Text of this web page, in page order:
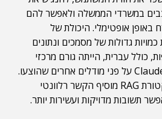
במשרדי הממשלה ולאפשר להם
באופן אופטימלי. היכולת של
גדולות של מסמכים ונתונים
כולל עברית, הייתה גורם מרכזי
בבחירה ב-Claude 3.5 Sonnet על פני מודלים אחרים שהוצעו.
בנוסף, השימוש בארכיטקטורת RAG מוסיף הקשר רלוונטי
תשובות מדויקות ועשירות יותר.